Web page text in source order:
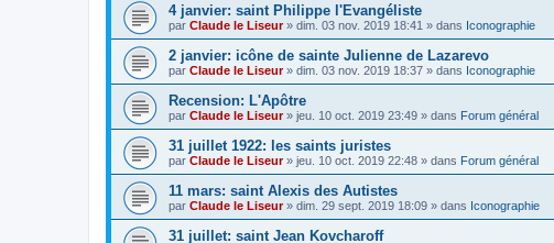
4 janvier: saint Philippe l'Evangéliste
par Claude le Liseur» dim. 03 nov. 2019 18:41 » dans Iconographie
2 janvier: icône de sainte Julienne de Lazarevo
par Claude le Liseur» dim. 03 nov. 2019 18:37 » dans Iconographie
Recension: L'Apôtre
par Claude le Liseur» jeu. 10 oct. 2019 23:49 » dans Forum général
31 juillet 1922: les saints juristes
par Claude le Liseur» jeu. 10 oct. 2019 22:48 » dans Forum général
11 mars: saint Alexis des Autistes
par Claude le Liseur» dim. 29 sept. 2019 18:09 » dans Iconographie
31 juillet: saint Jean Kovcharoff